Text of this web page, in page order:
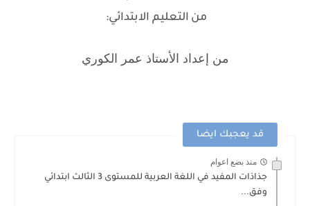
من التعليم الابتدائي:
من إعداد الأستاذ عمر الكوري
قد يعجبك ايضا
منذ بضع اعوام
جذاذات المفيد في اللغة العربية للمستوى 3 الثالث ابتدائي
وفق...